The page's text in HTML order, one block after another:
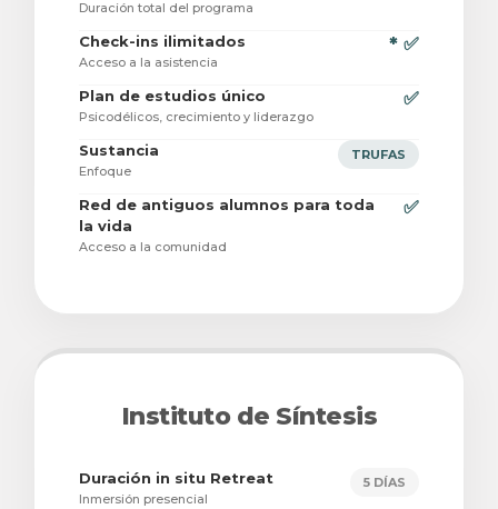
Duración total del programa
Check-ins ilimitados
Acceso a la asistencia
* ✅
Plan de estudios único
Psicodélicos, crecimiento y liderazgo
✅
Sustancia
Enfoque
TRUFAS
Red de antiguos alumnos para toda
la vida
Acceso a la comunidad
✅
Instituto de Síntesis
Duración in situ Retreat
Inmersión presencial
5 DÍAS